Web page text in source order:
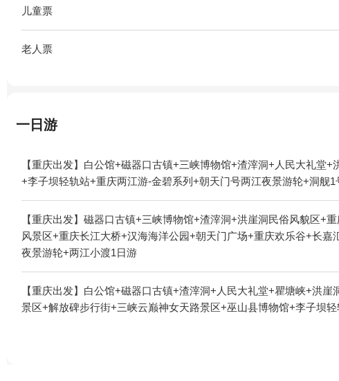
儿童票
老人票
一日游
【重庆出发】白公馆+磁器口古镇+三峡博物馆+渣滓洞+人民大礼
+李子坝轻轨站+重庆两江游-金碧系列+朝天门号两江夜景游轮+洞舰
【重庆出发】磁器口古镇+三峡博物馆+渣滓洞+洪崖洞民俗风貌区
风景区+重庆长江大桥+汉海海洋公园+朝天门广场+重庆欢乐谷+长
夜景游轮+两江小渡1日游
【重庆出发】白公馆+磁器口古镇+渣滓洞+人民大礼堂+瞿塘峡+洪
景区+解放碑步行街+三峡云巅神女天路景区+巫山县博物馆+李子坝